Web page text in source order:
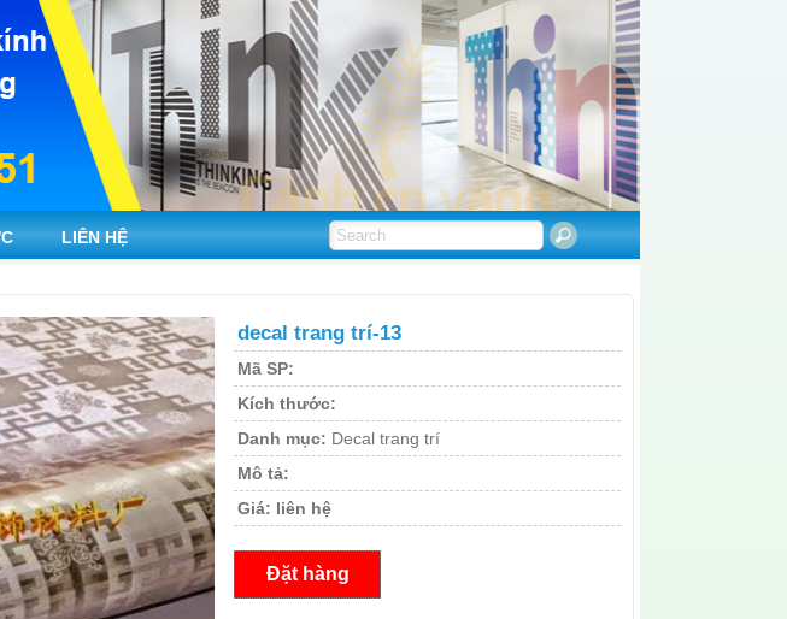
LIÊN HỆ
decal trang trí-13
Mã SP:
Kích thước:
Danh mục: Decal trang trí
Mô tả:
Giá: liên hệ
Đặt hàng